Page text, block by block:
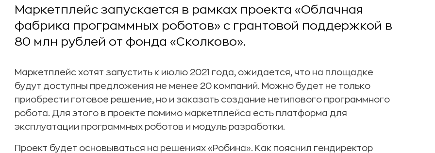
Маркетплейс запускается в рамках проекта «Облачная
фабрика программных роботов» с грантовой поддержкой в
80 млн рублей от фонда «Сколково».
Маркетплейс хотят запустить к июлю 2021 года, ожидается, что на площадке
будут доступны предложения не менее 20 компаний. Можно будет не только
приобрести готовое решение, но и заказать создание нетипового программного
робота. Для этого в проекте помимо маркетплейса есть платформа для
эксплуатации программных роботов и модуль разработки.
Проект будет основываться на решениях «Робина». Как пояснил гендиректор